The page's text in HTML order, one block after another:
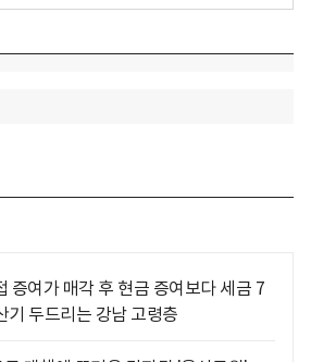
증여가 매각 후 현금 증여보다 세금 7
두드리는 강남 고령층